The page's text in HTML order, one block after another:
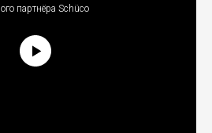
партнёра Schüco